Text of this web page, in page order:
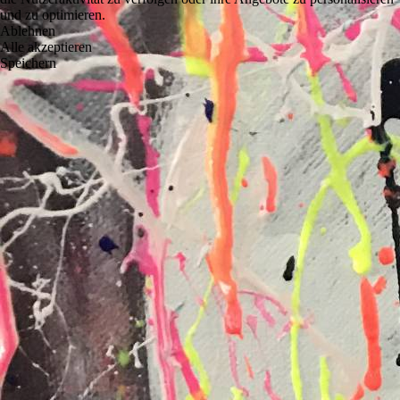
und zu optimieren.
Ablehnen
Alle akzeptieren
Speichern